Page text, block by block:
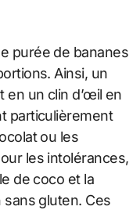
purée de bananes
Ainsi, un
en un clin d’œil en
particulièrement
ou les
les intolérances,
de coco et la
gluten. Ces